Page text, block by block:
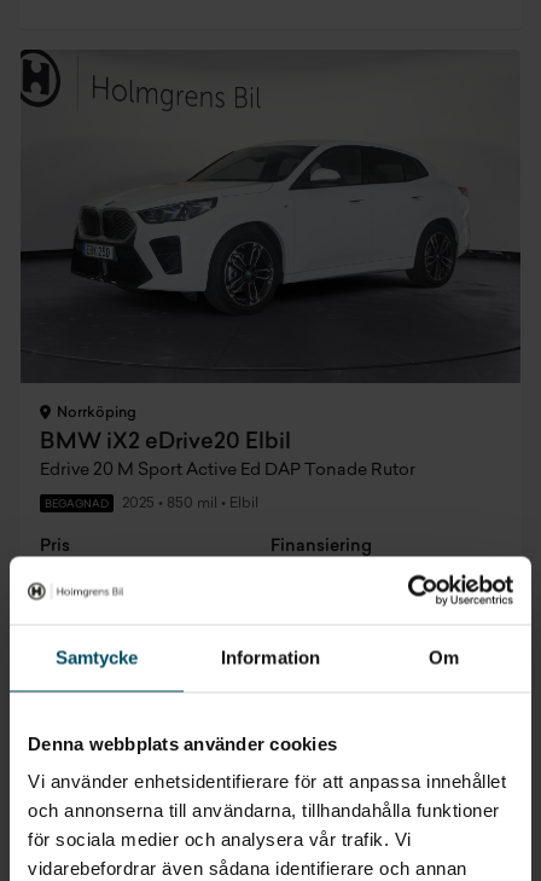
Samtycke Information Om
Denna webbplats använder cookies
Vi använder enhetsidentifierare för att anpassa innehållet
och annonserna till användarna, tillhandahålla funktioner
för sociala medier och analysera vår trafik. Vi
vidarebefordrar även sådana identifierare och annan
Norrköping
BMW iX2 eDrive20 Elbil
Edrive 20 M Sport Active Ed DAP Tonade Rutor
BEGAGNAD 2025 • 850 mil • Elbil
Pris
579 800 kr
Finansiering
Exkl. moms
5 354 kr/mån
0,95% ränta